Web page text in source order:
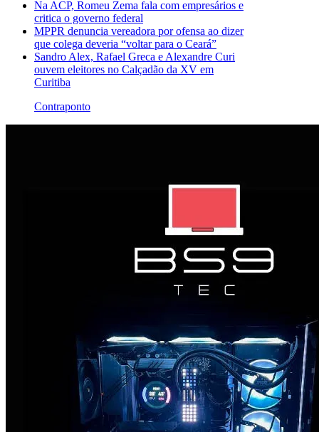
Na ACP, Romeu Zema fala com empresários e
critica o governo federal
MPPR denuncia vereadora por ofensa ao dizer
que colega deveria “voltar para o Ceará”
Sandro Alex, Rafael Greca e Alexandre Curi
ouvem eleitores no Calçadão da XV em
Curitiba
Contraponto